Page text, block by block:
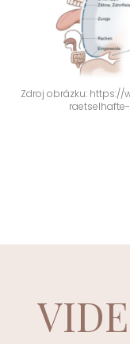
Zdroj obrázku: